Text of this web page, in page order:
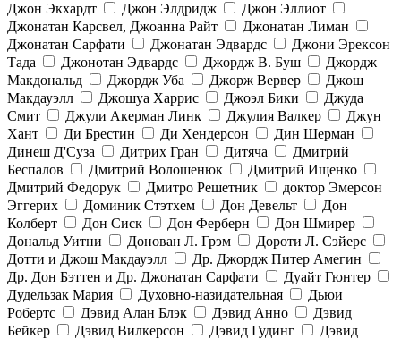
Джон Экхардт
Джон Элдридж
Джон Эллиот
Джонатан Карсвел, Джоанна Райт
Джонатан Лиман
Джонатан Сарфати
Джонатан Эдвардс
Джони Эрексон
Тада
Джонотан Эдвардс Джордж В. Буш
Джордж
Макдональд
Джордж Уба Джорж Вервер
Джош
Макдауэлл
Джошуа Харрис Джоэл Бики
Джуда
Смит
Джули Акерман Линк Джулия Валкер
Джун
Хант
Ди Брестин Ди Хендерсон
Дин Шерман
Динеш Д'Суза
Дитрих Гран Дитяча
Дмитрий
Беспалов
Дмитрий Волошенюк
Дмитрий Ищенко
Дмитрий Федорук
Дмитро Решетник
доктор Эмерсон
Эггерих
Доминик Стэтхем Дон Девельт
Дон
Колберт
Дон Сиск Дон Ферберн
Дон Шмирер
Дональд Уитни
Донован Л. Грэм
Дороти Л. Сэйерс
Дотти и Джош Макдауэлл
Др. Джордж Питер Амегин
Др. Дон Бэттен и Др. Джонатан Сарфати
Дуайт Гюнтер
Дудельзак Мария
Духовно-назидательная
Дьюи
Робертс
Дэвид Алан Блэк Дэвид Анно
Дэвид
Бейкер
Дэвид Вилкерсон Дэвид Гудинг Дэвид